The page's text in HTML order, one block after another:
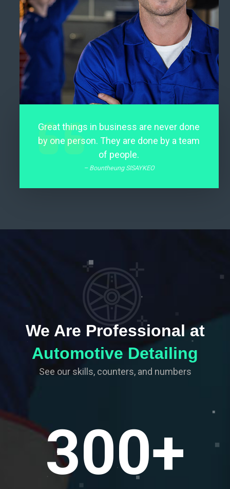
Great things in business are never done
by one person. They are done by a team
of people.
– Bountheung SISAYKEO
We Are Professional at
Automotive Detailing
See our skills, counters, and numbers
300+